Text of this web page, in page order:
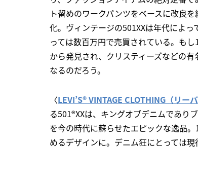
ト留めのワークパンツをベースに改良
化。ヴィンテージの501XXは年代によ
っては数百万円で売買されている。も
から発見され、クリスティーズなどの
なるのだろう。
〈LEVI’S® VINTAGE CLOTHING（リー
る501®XXは、キングオブデニムであり
を今の時代に蘇らせたエピックな逸品
めるデザインに。デニム狂にとっては